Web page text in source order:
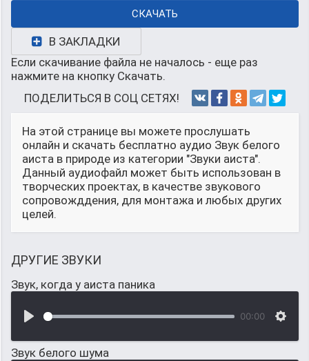
СКАЧАТЬ
В ЗАКЛАДКИ
Если скачивание файла не началось - еще раз
нажмите на кнопку Скачать.
ПОДЕЛИТЬСЯ В СОЦ СЕТЯХ!
На этой странице вы можете прослушать
онлайн и скачать бесплатно аудио Звук белого
аиста в природе из категории "Звуки аиста".
Данный аудиофайл может быть использован в
творческих проектах, в качестве звукового
сопровожддения, для монтажа и любых других
целей.
ДРУГИЕ ЗВУКИ
Звук, когда у аиста паника
00:00
Звук белого шума